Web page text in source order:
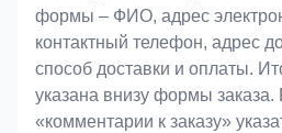
формы – ФИО, адрес
контактный телефон, адрес
способ доставки и оплаты.
указана внизу формы
«комментарии к заказу»